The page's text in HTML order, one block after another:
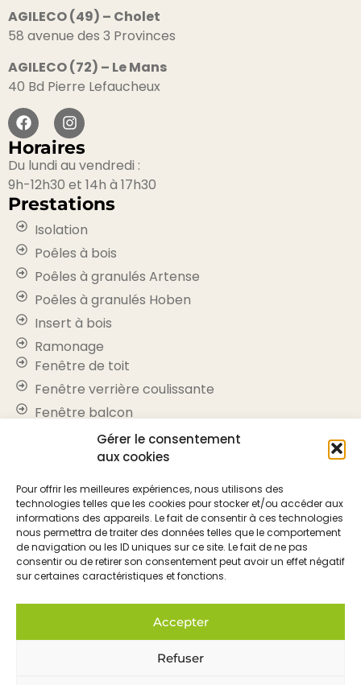
Gérer le consentement
aux cookies
Pour offrir les meilleures expériences, nous utilisons des
technologies telles que les cookies pour stocker et/ou accéder aux
informations des appareils. Le fait de consentir à ces technologies
nous permettra de traiter des données telles que le comportement
de navigation ou les ID uniques sur ce site. Le fait de ne pas
consentir ou de retirer son consentement peut avoir un effet négatif
sur certaines caractéristiques et fonctions.
Accepter
Refuser
AGILECO (49) – Cholet
58 avenue des 3 Provinces
AGILECO (72) – Le Mans
40 Bd Pierre Lefaucheux
Horaires
Du lundi au vendredi :
9h-12h30 et 14h à 17h30
Prestations
Isolation
Poêles à bois
Poêles à granulés Artense
Poêles à granulés Hoben
Insert à bois
Ramonage
Fenêtre de toit
Fenêtre verrière coulissante
Fenêtre balcon
Puit de lumière
Store occultant
Volet roulant
PAC air-air
PAC air-eau
Réparation de toiture
Moquette de pierre
Informations
Nos réalisations